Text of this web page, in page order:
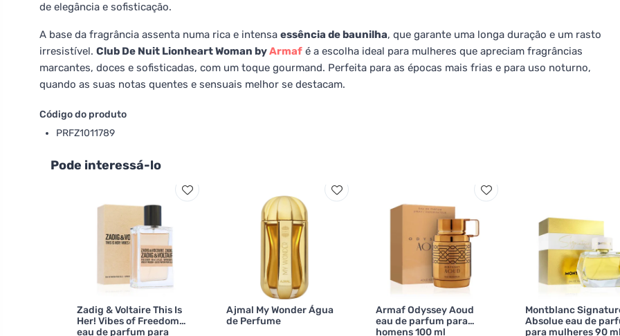
de elegância e sofisticação.
A base da fragrância assenta numa rica e intensa essência de baunilha, que garante uma longa duração e um rasto
irresistível. Club De Nuit Lionheart Woman byArmaf é a escolha ideal para mulheres que apreciam fragrâncias
marcantes, doces e sofisticadas, com um toque gourmand. Perfeita para as épocas mais frias e para uso noturno,
quando as suas notas quentes e sensuais melhor se destacam.
Código do produto
PRFZ1011789
Pode interessá-lo
Zadig & Voltaire This Is
Her! Vibes of Freedom
eau de parfum para
Ajmal My Wonder Água
de Perfume
Armaf Odyssey Aoud
eau de parfum para
homens 100 ml
Montblanc
Absolue eau de
para mulheres 90